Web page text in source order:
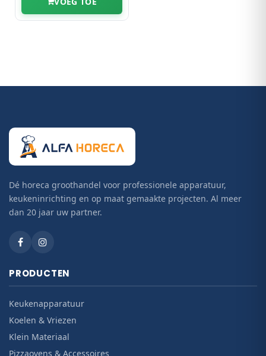
Dé horeca groothandel voor professionele apparatuur,
keukeninrichting en op maat gemaakte projecten. Al meer
dan 20 jaar uw partner.
PRODUCTEN
Keukenapparatuur
Koelen & Vriezen
Klein Materiaal
Pizzaovens & Accessoires